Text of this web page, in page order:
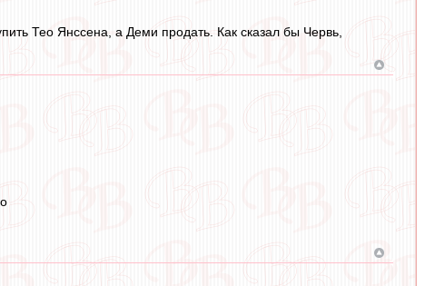
Тео Янссена, а Деми продать. Как сказал бы Червь,